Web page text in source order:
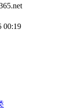
00:19